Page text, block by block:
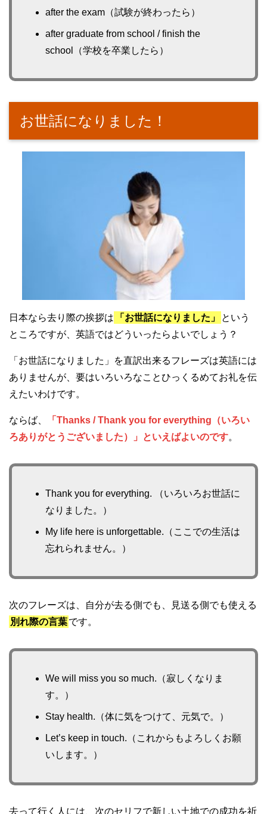
after the exam（試験が終わったら）
after graduate from school / finish the
school（学校を卒業したら）
お世話になりました！
日本なら去り際の挨拶は 「お世話になりました」
という
ところですが、英語ではどういったらよいでしょう？
「お世話になりました」を直訳出来るフレーズは英語には
ありませんが、要はいろいろなことひっくるめてお礼を伝
えたいわけです。
ならば、
「Thanks / Thank you for everything（いろい
ろありがとうございました）」といえばよいのです。
Thank you for everything. （いろいろお世話に
なりました。）
My life here is unforgettable.（ここでの生活は
忘れられません。）
次のフレーズは、自分が去る側でも、見送る側でも使える
別れ際の言葉です。
We will miss you so much.（寂しくなりま
す。）
Stay health.（体に気をつけて、元気で。）
Let’s keep in touch.（これからもよろしくお願
いします。）
去って行く人には、次のセリフで新しい土地での成功を祈